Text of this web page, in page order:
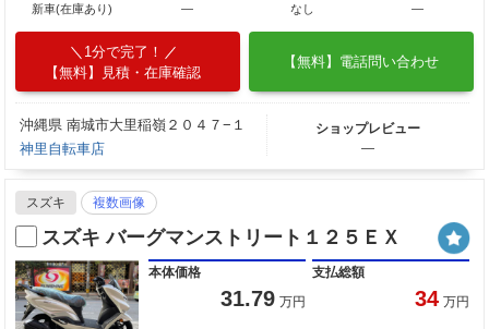
新車(在庫あり)
―
なし
―
1分で完了！
【無料】見積・在庫確認
【無料】電話問い合わせ
沖縄県 南城市大里稲嶺２０４７−１
神里自転車店
ショップレビュー
―
スズキ 複数画像
スズキ バーグマンストリート１２５ＥＸ
本体価格
31.79 万円
支払総額
34 万円